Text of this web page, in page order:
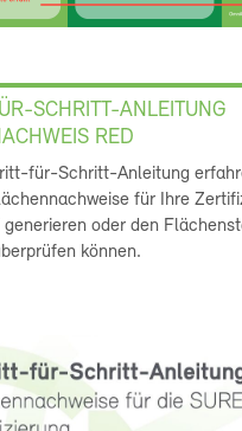
SCHRITT-ANLEITUNG
RED
für-Schritt-Anleitung
für Ihre
generieren oder den
können.